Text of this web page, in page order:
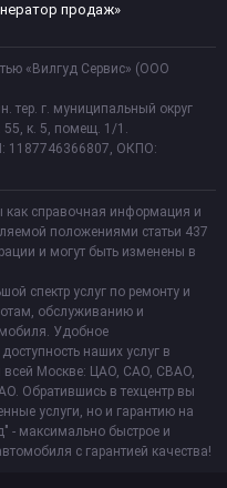
продаж»
«Вилгуд Сервис» (ООО
тер. г. муниципальный округ
55, к. 5, помещ. 1/1.
1187746366807, ОКПО:
как справочная информация и
положениями статьи 437
и могут быть изменены в
спектр услуг по ремонту и
обслуживанию и
Удобное
наших услуг в
всей Москве: ЦАО, САО, СВАО,
Обратившись в техцентр вы
услуги, но и гарантию на
- максимально быстрое и
с гарантией качества!